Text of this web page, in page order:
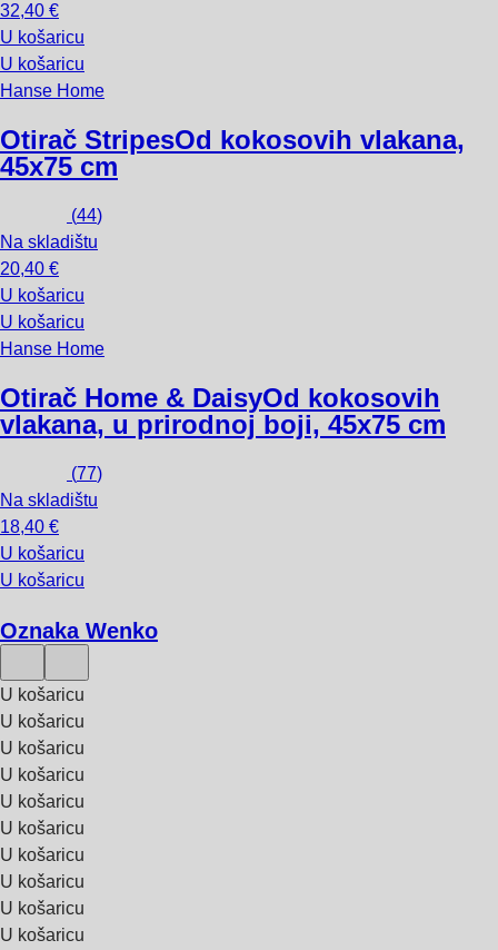
32,40 €
U košaricu
U košaricu
Hanse Home
Otirač StripesOd kokosovih vlakana,
45x75 cm
(44)
Na skladištu
20,40 €
U košaricu
U košaricu
Hanse Home
Otirač Home & DaisyOd kokosovih
vlakana, u prirodnoj boji, 45x75 cm
(77)
Na skladištu
18,40 €
U košaricu
U košaricu
Oznaka Wenko
U košaricu
U košaricu
U košaricu
U košaricu
U košaricu
U košaricu
U košaricu
U košaricu
U košaricu
U košaricu